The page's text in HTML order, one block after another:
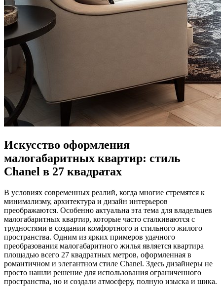
Искусство оформления
малогабаритных квартир: стиль
Chanel в 27 квадратах
В условиях современных реалий, когда многие стремятся к
минимализму, архитектура и дизайн интерьеров
преображаются. Особенно актуальна эта тема для владельцев
малогабаритных квартир, которые часто сталкиваются с
трудностями в создании комфортного и стильного жилого
пространства. Одним из ярких примеров удачного
преобразования малогабаритного жилья является квартира
площадью всего 27 квадратных метров, оформленная в
романтичном и элегантном стиле Chanel. Здесь дизайнеры не
просто нашли решение для использования ограниченного
пространства, но и создали атмосферу, полную изыска и шика.